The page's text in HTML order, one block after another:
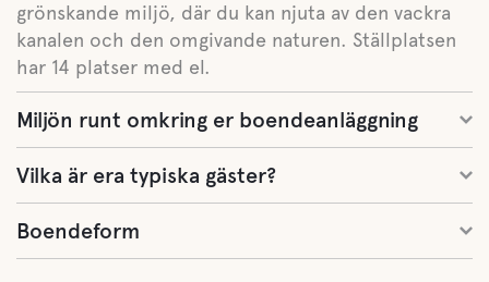
grönskande miljö, där du kan njuta av den vackra
kanalen och den omgivande naturen. Ställplatsen
har 14 platser med el.
Miljön runt omkring er boendeanläggning
Vilka är era typiska gäster?
Boendeform